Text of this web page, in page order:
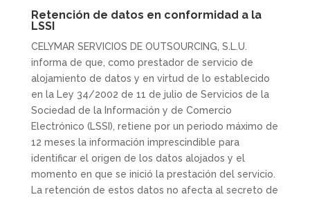
Retención de datos en conformidad a la
LSSI
CELYMAR SERVICIOS DE OUTSOURCING, S.L.U.
informa de que, como prestador de servicio de
alojamiento de datos y en virtud de lo establecido
en la Ley 34/2002 de 11 de julio de Servicios de la
Sociedad de la Información y de Comercio
Electrónico (LSSI), retiene por un periodo máximo de
12 meses la información imprescindible para
identificar el origen de los datos alojados y el
momento en que se inició la prestación del servicio.
La retención de estos datos no afecta al secreto de